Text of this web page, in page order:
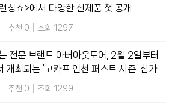
칭쇼>에서 다양한 신제품 첫 공개
추천 0 조회 1297
전문 브랜드 아버아웃도어, 2월 2일부터
개최되는 ’고카프 인천 퍼스트 시즌’ 참가
추천 0 조회 1299